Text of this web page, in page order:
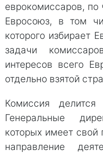
еврокомиссаров, по
Евросоюз, в том
которого избирает
задачи
интересов всего
отдельно взятой
Комиссия
Генеральные
которых имеет свой
направление